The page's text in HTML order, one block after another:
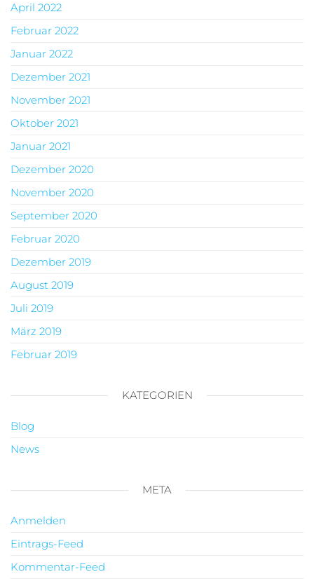
April 2022
Februar 2022
Januar 2022
Dezember 2021
November 2021
Oktober 2021
Januar 2021
Dezember 2020
November 2020
September 2020
Februar 2020
Dezember 2019
August 2019
Juli 2019
März 2019
Februar 2019
KATEGORIEN
Blog
News
META
Anmelden
Eintrags-Feed
Kommentar-Feed